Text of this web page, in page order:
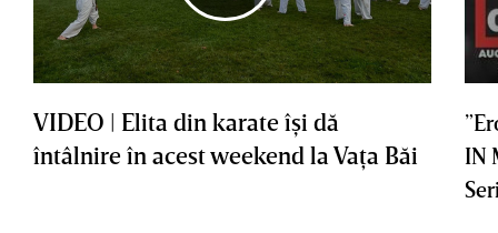
VIDEO | Elita din karate îşi dă
întâlnire în acest weekend la Vaţa Băi
IN